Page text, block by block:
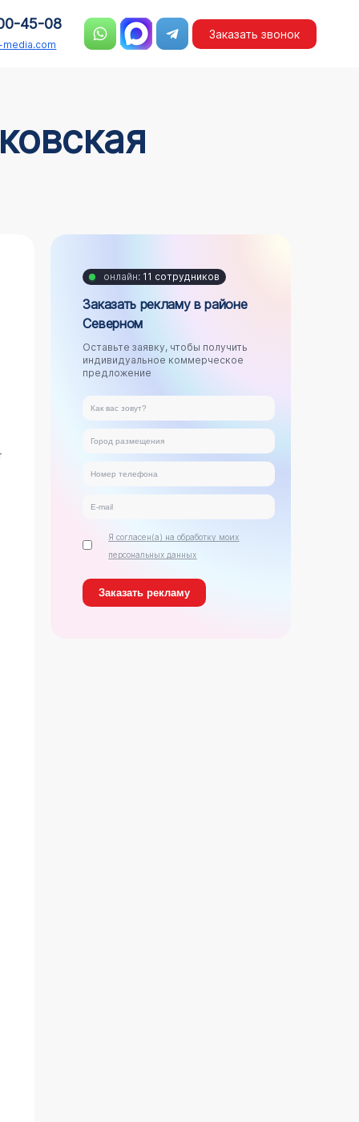
45-08
Заказать звонок
онлайн: 11 сотрудников
Заказать рекламу в районе
Cеверном
Оставьте заявку, чтобы получить
индивидуальное коммерческое
предложение
Я согласен(а) на обработку моих
персональных данных